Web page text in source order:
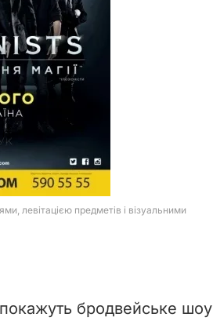
бродвейське шоу